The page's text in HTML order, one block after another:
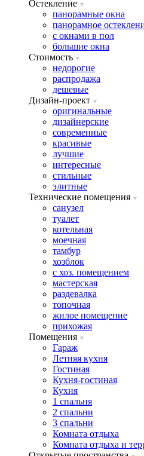
Остекление
панорамные окна
панорамное
с окнами в пол
большие окна
Стоимость
недорогие
распродажа
дешевые
Дизайн-проект
оригинальные
дизайнерские
современные
красивые
лучшие
интересные
стильные
элитные
Технические помещения
санузел
туалет
котельная
моечная
тамбур
хозблок
с хоз. помещением
мастерская
раздевалка
топочная
жилое помещение
прихожая
Помещения
Гараж
Летняя кухня
Гостиная
Кухня-гостиная
Кухня
1 спальня
2 спальни
3 спальни
Комната отдыха
Комната отдыxа и